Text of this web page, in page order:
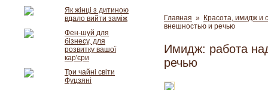
Главная » Красота, имидж и
внешностью и речью
Имидж: работа
речью
Як жінці з дитиною
вдало вийти заміж
Фен-шуй для
бізнесу, для
розвитку вашої
кар'єри
Три чайні світи
Фуцзяні